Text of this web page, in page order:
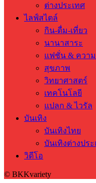
ต่างประเทศ
ไลฟ์สไตล์
กิน-ดื่ม-เที่ยว
นานาสาระ
แฟชั่น & ควา
สุขภาพ
วิทยาศาสตร์
เทคโนโลยี
แปลก & ไวรัล
บันเทิง
บันเทิงไทย
บันเทิงต่างประ
วิดีโอ
© BKKvariety